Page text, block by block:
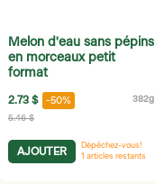
Melon d'eau sans pépins
en morceaux petit
format
2.73 $ -50% 382g
5.46 $
AJOUTER
Dépêchez-vous!
1 articles restants